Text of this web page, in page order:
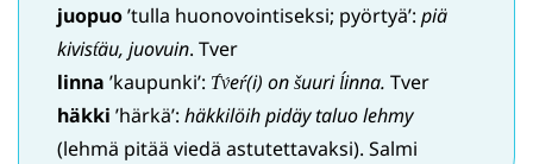
juopuo’tulla huonovointiseksi; pyörtyä’: piä
kivist́äu, juovuin. Tver
linna ’kaupunki’: T́v́eŕ(i) on šuuri ĺinna. Tver
häkki ’härkä’: häkkilöih pidäy taluo lehmy
(lehmä pitää viedä astutettavaksi). Salmi